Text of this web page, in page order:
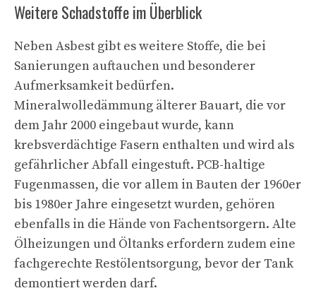
Weitere Schadstoffe im Überblick
Neben Asbest gibt es weitere Stoffe, die bei
Sanierungen auftauchen und besonderer
Aufmerksamkeit bedürfen.
Mineralwolledämmung älterer Bauart, die vor
dem Jahr 2000 eingebaut wurde, kann
krebsverdächtige Fasern enthalten und wird als
gefährlicher Abfall eingestuft. PCB-haltige
Fugenmassen, die vor allem in Bauten der 1960er
bis 1980er Jahre eingesetzt wurden, gehören
ebenfalls in die Hände von Fachentsorgern. Alte
Ölheizungen und Öltanks erfordern zudem eine
fachgerechte Restölentsorgung, bevor der Tank
demontiert werden darf.